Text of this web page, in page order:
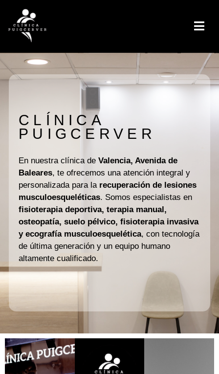
CLÍNICA
PUIGCERVER
En nuestra clínica de Valencia, Avenida de
Baleares, te ofrecemos una atención integral y
personalizada para la recuperación de lesiones
musculoesqueléticas. Somos especialistas en
fisioterapia deportiva, terapia manual,
osteopatía, suelo pélvico, fisioterapia invasiva
y ecografía musculoesquelética, con tecnología
de última generación y un equipo humano
altamente cualificado.